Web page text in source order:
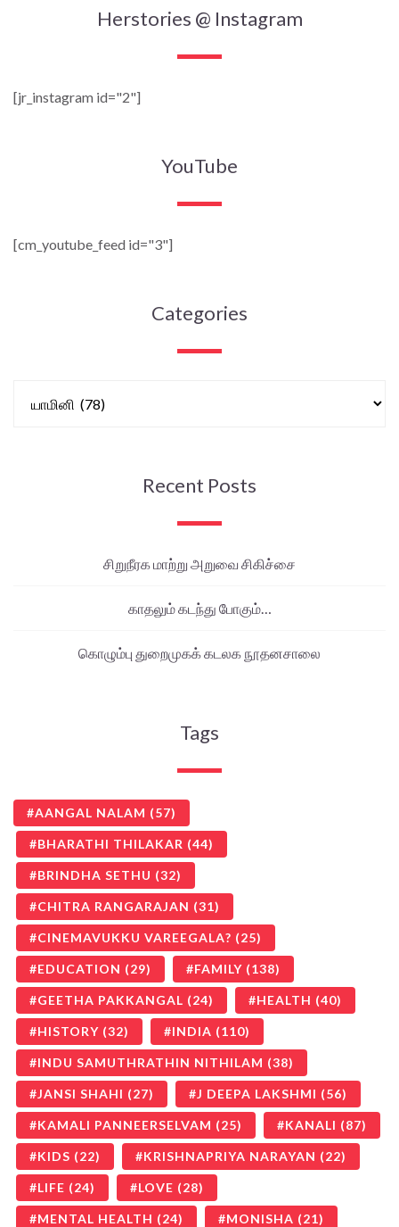
Herstories @ Instagram
[jr_instagram id="2"]
YouTube
[cm_youtube_feed id="3"]
Categories
Recent Posts
சிறுநீரக மாற்று அறுவை சிகிச்சை
காதலும் கடந்து போகும்…
கொழும்பு துறைமுகக் கடலக நூதனசாலை
Tags
AANGAL NALAM (57)
BHARATHI THILAKAR (44)
BRINDHA SETHU (32)
CHITRA RANGARAJAN (31)
CINEMAVUKKU VAREEGALA? (25)
EDUCATION (29) FAMILY (138)
GEETHA PAKKANGAL (24) HEALTH (40)
HISTORY (32) INDIA (110)
INDU SAMUTHRATHIN NITHILAM (38)
JANSI SHAHI (27) J DEEPA LAKSHMI (56)
KAMALI PANNEERSELVAM (25) KANALI (87)
KIDS (22) KRISHNAPRIYA NARAYAN (22)
LIFE (24) LOVE (28)
MENTAL HEALTH (24) MONISHA (21)